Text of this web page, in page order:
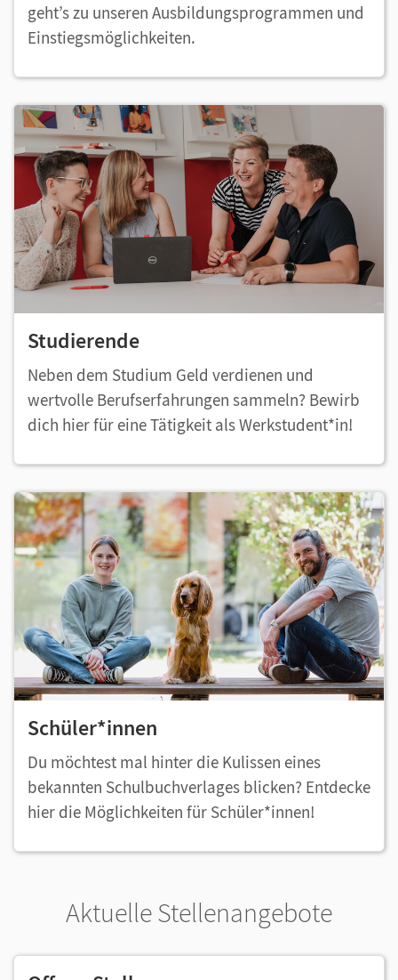
geht’s zu unseren Ausbildungsprogrammen und
Einstiegsmöglichkeiten.
Studierende
Neben dem Studium Geld verdienen und
wertvolle Berufserfahrungen sammeln? Bewirb
dich hier für eine Tätigkeit als Werkstudent*in!
Schüler*innen
Du möchtest mal hinter die Kulissen eines
bekannten Schulbuchverlages blicken? Entdecke
hier die Möglichkeiten für Schüler*innen!
Aktuelle Stellenangebote